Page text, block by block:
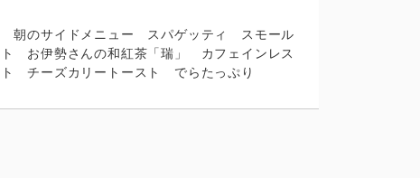
のサイドメニュー スパゲッティ スモール
お伊勢さんの和紅茶「瑞」 カフェインレス
チーズカリートースト でらたっぷり